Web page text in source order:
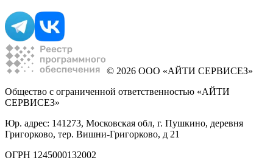
© 2026 ООО «АЙТИ СЕРВИСЕЗ»
Общество с ограниченной ответственностью «АЙТИ
СЕРВИСЕЗ»
Юр. адрес: 141273, Московская обл, г. Пушкино, деревня
Григорково, тер. Вишни-Григорково, д 21
ОГРН 1245000132002